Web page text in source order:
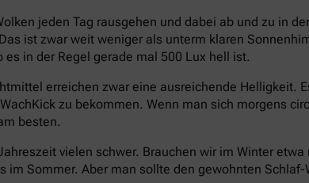
jeden Tag rausgehen und dabei ab und zu in
ist zwar weit weniger als unterm klaren
in der Regel gerade mal 500 Lux hell ist.
erreichen zwar eine ausreichende Helligkeit.
zu bekommen. Wenn man sich morgens
besten.
vielen schwer. Brauchen wir im Winter etwa
Sommer. Aber man sollte den gewohnten